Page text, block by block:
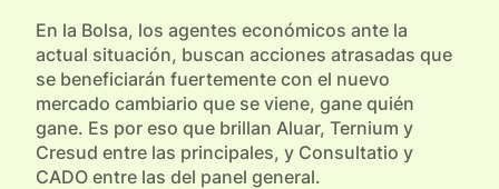
En la Bolsa, los agentes económicos ante la
actual situación, buscan acciones atrasadas que
se beneficiarán fuertemente con el nuevo
mercado cambiario que se viene, gane quién
gane. Es por eso que brillan Aluar, Ternium y
Cresud entre las principales, y Consultatio y
CADO entre las del panel general.